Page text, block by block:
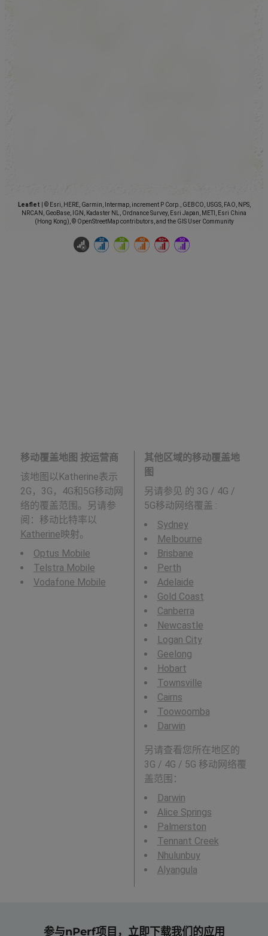
Leaflet
© Esri, HERE, Garmin, Intermap, increment P Corp., GEBCO, USGS, FAO, NPS,
NRCAN, GeoBase, IGN, Kadaster NL, Ordnance Survey, Esri Japan, METI, Esri China
(Hong Kong), © OpenStreetMap contributors, and the GIS User Community
移动覆盖地图 按运营商
该地图以Katherine表示
2G，3G，4G和5G移动网
络的覆盖范围。另请参
阅：移动比特率以
Katherine映射。
Optus Mobile
Telstra Mobile
Vodafone Mobile
其他区域的移动覆盖地
图
另请参见 的 3G / 4G /
5G移动网络覆盖 :
Sydney
Melbourne
Brisbane
Perth
Adelaide
Gold Coast
Canberra
Newcastle
Logan City
Geelong
Hobart
Townsville
Cairns
Toowoomba
Darwin
另请查看您所在地区的
3G / 4G / 5G 移动网络覆
盖范围：
Darwin
Alice Springs
Palmerston
Tennant Creek
Nhulunbuy
Alyangula
参与nPerf项目，立即下载我们的应用